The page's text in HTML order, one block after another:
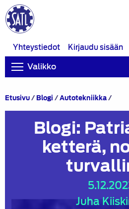
Yhteystiedot
Kirjaudu sisään
Valikko
Etusivu/ Blogi /Autotekniikka/Blogi:
–
ja
Blogi:
ketterä,
Juha